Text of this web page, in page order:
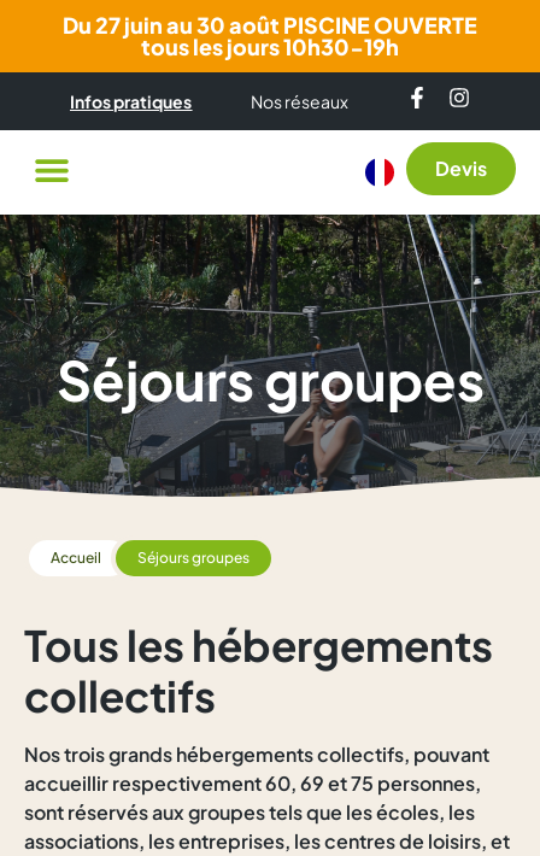
Du 27 juin au 30 août PISCINE OUVERTE
tous les jours 10h30-19h
Infos pratiques Nos réseaux
Devis
Séjours groupes
Accueil Séjours groupes
Tous les hébergements
collectifs
Nos trois grands hébergements collectifs, pouvant
accueillir respectivement 60, 69 et 75 personnes,
sont réservés aux groupes tels que les écoles, les
associations, les entreprises, les centres de loisirs, et